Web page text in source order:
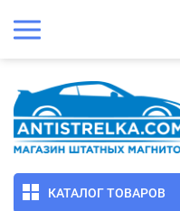
КАТАЛОГ ТОВАРОВ